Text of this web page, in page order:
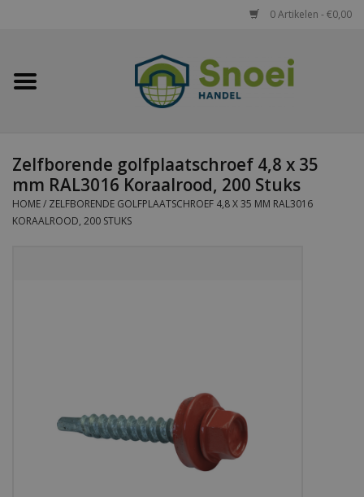
0 Artikelen - €0,00
Home
Damwandplaten
Dakpanplaten
Zelfborende golfplaatschroef 4,8 x 35
mm RAL3016 Koraalrood, 200 Stuks
HOME/ ZELFBORENDE GOLFPLAATSCHROEF 4,8 X 35 MM RAL3016
KORAALROOD, 200 STUKS